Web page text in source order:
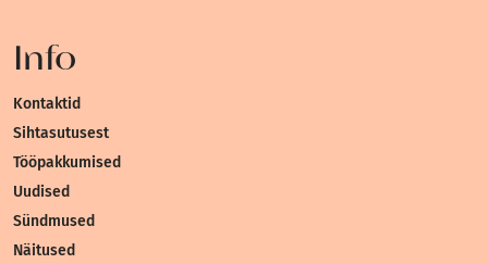
Info
Kontaktid
Sihtasutusest
Tööpakkumised
Uudised
Sündmused
Näitused